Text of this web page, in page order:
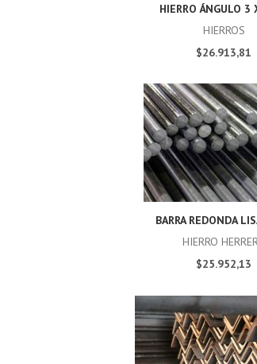
HIERRO ÁNGULO
HIERROS
$26.913,81
BARRA REDONDA
HIERRO
$25.952,13